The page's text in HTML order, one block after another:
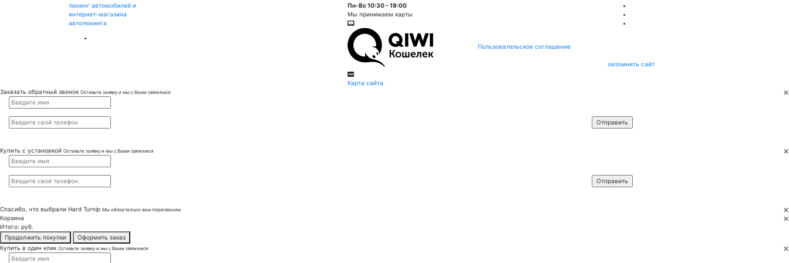
тюнинг автомобилей и
интернет-магазина
автотюнинга
Пн-Вс 10:30 - 19:00
Мы принимаем карты
Карта сайта
Пользовательское соглашение
запомнить сайт
×
Заказать обратный звонок Оставьте заявку и мы с Вами свяжемся
×
Купить с установкой Оставьте заявку и мы с Вами свяжемся
×
Спасибо, что выбрали Hard Turnip Мы обязательно вам перезвоним
×
Корзина
Итого: руб.
Продолжить покупки
Оформить заказ
×
Купить в один клик Оставьте заявку и мы с Вами свяжемся